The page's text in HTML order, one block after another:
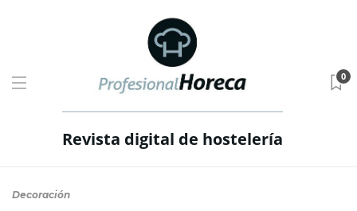
Revista digital de hostelería
0
Decoración